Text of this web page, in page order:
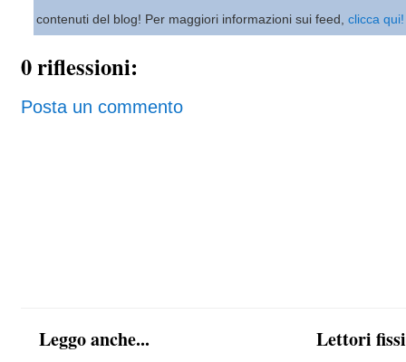
contenuti del blog! Per maggiori informazioni sui feed, clicca qui!
0 riflessioni:
Posta un commento
Leggo anche... Lettori fissi